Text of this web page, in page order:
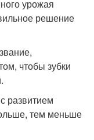
урожая
решение
чтобы зубки
развитием
тем меньше